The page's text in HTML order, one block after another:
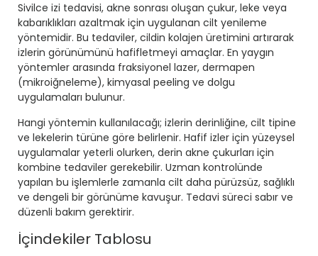
Sivilce izi tedavisi, akne sonrası oluşan çukur, leke veya
kabarıklıkları azaltmak için uygulanan cilt yenileme
yöntemidir. Bu tedaviler, cildin kolajen üretimini artırarak
izlerin görünümünü hafifletmeyi amaçlar. En yaygın
yöntemler arasında fraksiyonel lazer, dermapen
(mikroiğneleme), kimyasal peeling ve dolgu
uygulamaları bulunur.
Hangi yöntemin kullanılacağı; izlerin derinliğine, cilt tipine
ve lekelerin türüne göre belirlenir. Hafif izler için yüzeysel
uygulamalar yeterli olurken, derin akne çukurları için
kombine tedaviler gerekebilir. Uzman kontrolünde
yapılan bu işlemlerle zamanla cilt daha pürüzsüz, sağlıklı
ve dengeli bir görünüme kavuşur. Tedavi süreci sabır ve
düzenli bakım gerektirir.
İçindekiler Tablosu